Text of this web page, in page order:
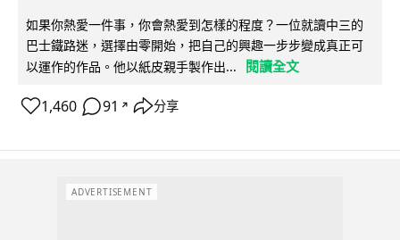
如果你熱愛一件事，你會熱愛到怎樣的程度？一位就讀中三的
巴士鐵路迷，選擇由零開始，把自己的興趣一步步變成真正可
以運作的作品。他以紙皮親手製作出...
閱讀全文
1,460 91 ↗ 分享
ADVERTISEMENT